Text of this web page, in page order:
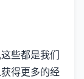
些都是我们
得更多的经